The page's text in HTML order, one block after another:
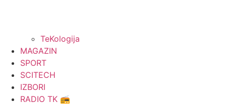
TeKologija
MAGAZIN
SPORT
SCITECH
IZBORI
RADIO TK 📻